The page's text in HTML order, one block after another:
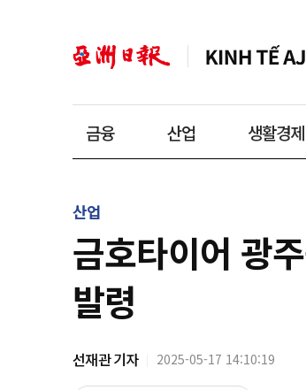
금융 산업 생활경제
산업
금호타이어 광
발령
선재관 기자 2025-05-17 14:10:19